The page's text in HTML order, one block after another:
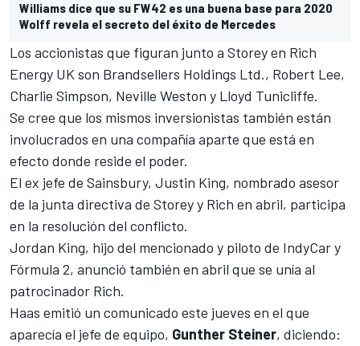
Williams dice que su FW42 es una buena base para 2020
Wolff revela el secreto del éxito de Mercedes
Los accionistas que figuran junto a Storey en Rich
Energy UK son Brandsellers Holdings Ltd., Robert Lee,
Charlie Simpson, Neville Weston y Lloyd Tunicliffe.
Se cree que los mismos inversionistas también están
involucrados en una compañía aparte que está en
efecto donde reside el poder.
El ex jefe de Sainsbury, Justin King, nombrado asesor
de la junta directiva de Storey y Rich en abril, participa
en la resolución del conflicto.
Jordan King, hijo del mencionado y piloto de IndyCar y
Fórmula 2, anunció también en abril que se unía al
patrocinador Rich.
Haas emitió un comunicado este jueves en el que
aparecía el jefe de equipo, Gunther Steiner, diciendo: